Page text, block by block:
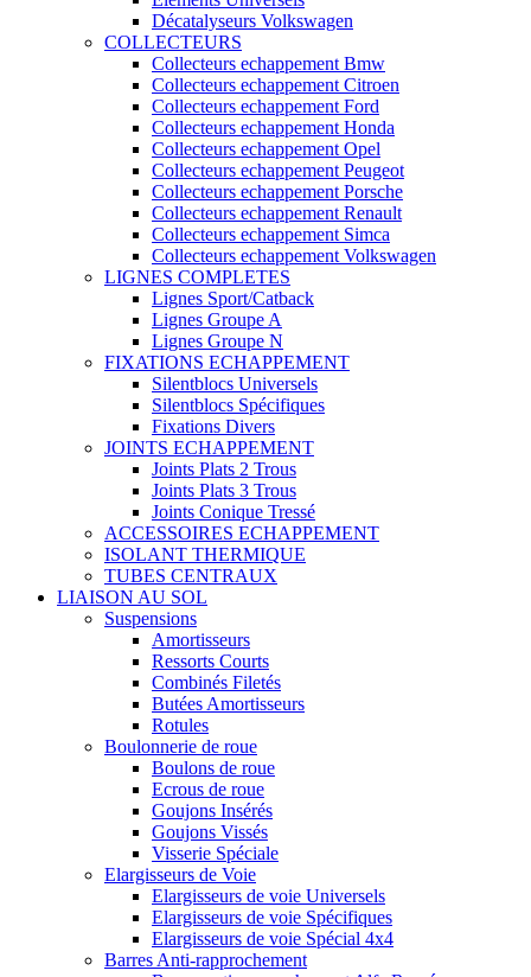
Décatalyseurs Volkswagen
COLLECTEURS
Collecteurs echappement Bmw
Collecteurs echappement Citroen
Collecteurs echappement Ford
Collecteurs echappement Honda
Collecteurs echappement Opel
Collecteurs echappement Peugeot
Collecteurs echappement Porsche
Collecteurs echappement Renault
Collecteurs echappement Simca
Collecteurs echappement Volkswagen
LIGNES COMPLETES
Lignes Sport/Catback
Lignes Groupe A
Lignes Groupe N
FIXATIONS ECHAPPEMENT
Silentblocs Universels
Silentblocs Spécifiques
Fixations Divers
JOINTS ECHAPPEMENT
Joints Plats 2 Trous
Joints Plats 3 Trous
Joints Conique Tressé
ACCESSOIRES ECHAPPEMENT
ISOLANT THERMIQUE
TUBES CENTRAUX
LIAISON AU SOL
Suspensions
Amortisseurs
Ressorts Courts
Combinés Filetés
Butées Amortisseurs
Rotules
Boulonnerie de roue
Boulons de roue
Ecrous de roue
Goujons Insérés
Goujons Vissés
Visserie Spéciale
Elargisseurs de Voie
Elargisseurs de voie Universels
Elargisseurs de voie Spécifiques
Elargisseurs de voie Spécial 4x4
Barres Anti-rapprochement